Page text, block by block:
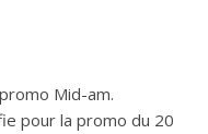
Mid-am.
pour la promo du 20